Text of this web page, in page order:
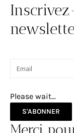
Please wait...
S'ABONNER
Merci